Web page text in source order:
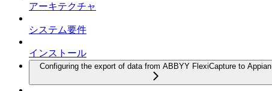
アーキテクチャ
システム要件
インストール
Configuring the export of data from ABBYY FlexiCapture to Appian